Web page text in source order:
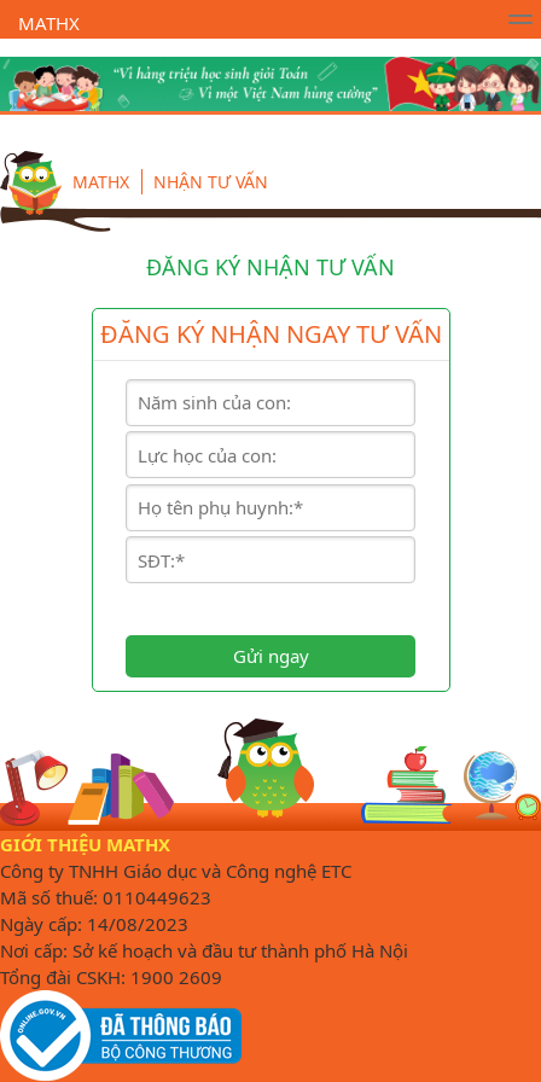
MATHX
Trường Toán Online MATHX Học toán - Lớp 1
MATHX NHẬN TƯ VẤN
ĐĂNG KÝ NHẬN TƯ VẤN
ĐĂNG KÝ NHẬN NGAY TƯ VẤN
Gửi ngay
GIỚI THIỆU MATHX
Công ty TNHH Giáo dục và Công nghệ ETC
Mã số thuế: 0110449623
Ngày cấp: 14/08/2023
Nơi cấp: Sở kế hoạch và đầu tư thành phố Hà Nội
Tổng đài CSKH: 1900 2609